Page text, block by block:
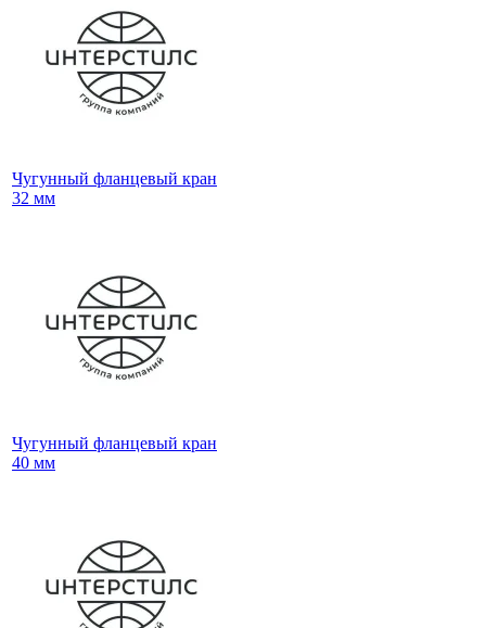
Чугунный фланцевый кран
32 мм
Чугунный фланцевый кран
40 мм